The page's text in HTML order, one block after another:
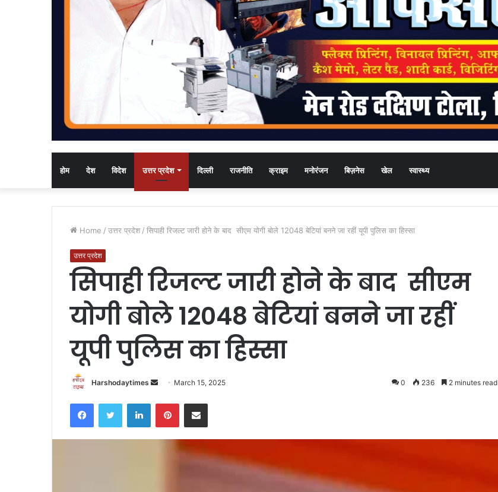
होम देश विदेश उत्तर प्रदेश दिल्ली राजनीति क्राइम मनोरंजन बिज़नेस खेल स्वास्थ्य
Home / उत्तर प्रदेश / सिपाही रिजल्ट जारी होने के बाद सीएम योगी बोले 12048 बेटियां बनने जा रहीं यूपी पुलिस का हिस्सा
उत्तर प्रदेश
सिपाही रिजल्ट जारी होने के बाद सीएम
योगी बोले 12048 बेटियां बनने जा रहीं
यूपी पुलिस का हिस्सा
Harshodaytimes
Send
email
March 15, 2025 0 236 2 minutes read
FacebookTwitter LinkedInPinterestShare via Email